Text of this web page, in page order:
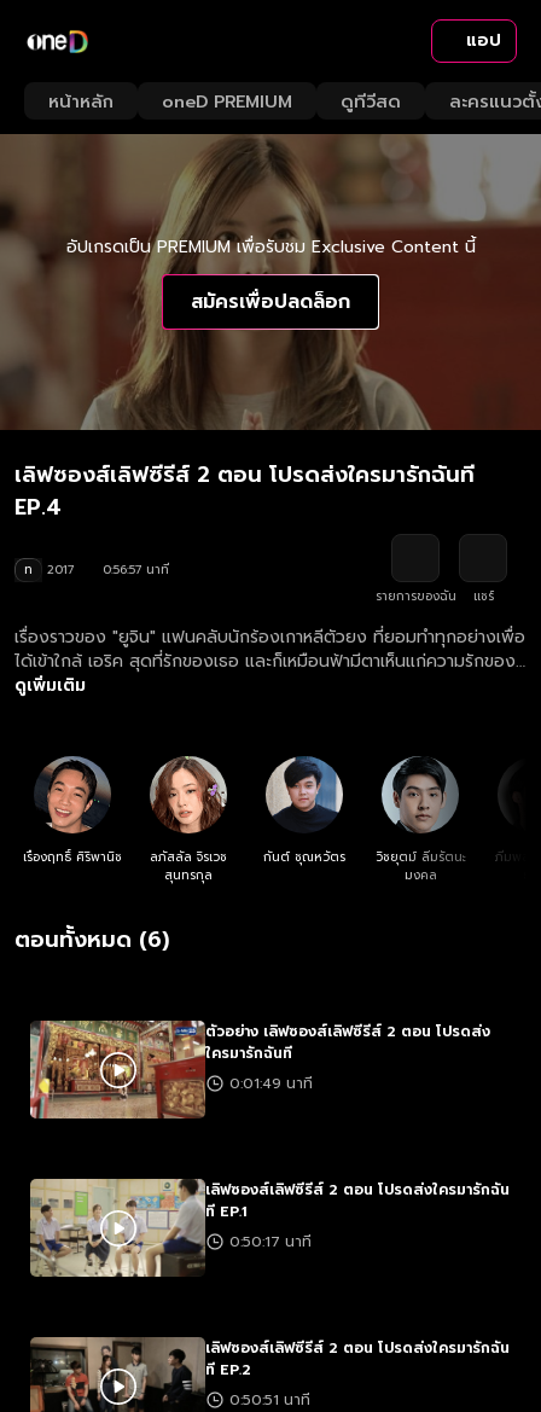
แอป
หน้าหลัก oneD PREMIUM ดูทีวีสด ละครแนวตั้
อัปเกรดเป็น PREMIUM เพื่อรับชม Exclusive Content นี้
สมัครเพื่อปลดล็อก
เลิฟซองส์เลิฟซีรีส์ 2 ตอน โปรดส่งใครมารักฉันที
EP.4
ท 2017
0:56:57 นาที
รายการของฉัน
แชร์
เรื่องราวของ "ยูจิน" แฟนคลับนักร้องเกาหลีตัวยง ที่ยอมทำทุกอย่างเพื่อ
ได้เข้าใกล้ เอริค สุดที่รักของเธอ และก็เหมือนฟ้ามีตาเห็นแก่ความรักของ
เธอ เพราะทางค่ายได้จัดการประกวดดนตรี และรางวัลสำหรับผู้ชนะก็คือ
เป็น J.E.T.K. เพื่อให้ฝันของเธอเป็นจริง งานนี้ ยูจินจะมาเล่นๆไม่ได้แล้ว
หละสิ
ดูเพิ่มเติม
เรืองฤทธิ์ ศิริพานิช
ลภัสลัล จิรเวช
สุนทรกุล
กันต์ ชุณหวัตร
วิชยุตม์ ลิ่มรัตนะ
มงคล
ภีมพล
ตอนทั้งหมด (6)
ตัวอย่าง เลิฟซองส์เลิฟซีรีส์ 2 ตอน โปรดส่ง
ใครมารักฉันที
0:01:49 นาที
เลิฟซองส์เลิฟซีรีส์ 2 ตอน โปรดส่งใครมารักฉัน
ที EP.1
0:50:17 นาที
เลิฟซองส์เลิฟซีรีส์ 2 ตอน โปรดส่งใครมารักฉัน
ที EP.2
0:50:51 นาที